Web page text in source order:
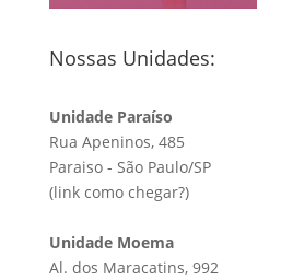
Nossas Unidades:
Unidade Paraíso
Rua Apeninos, 485
Paraiso - São Paulo/SP
(link como chegar?)
Unidade Moema
Al. dos Maracatins, 992